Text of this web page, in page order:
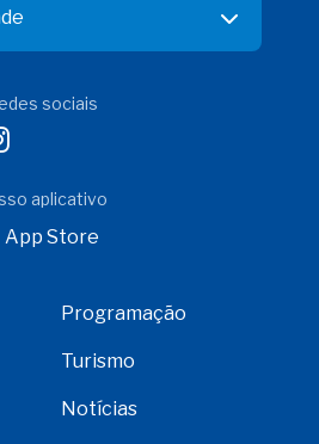
sociais
aplicativo
App Store
Programação
Turismo
Notícias